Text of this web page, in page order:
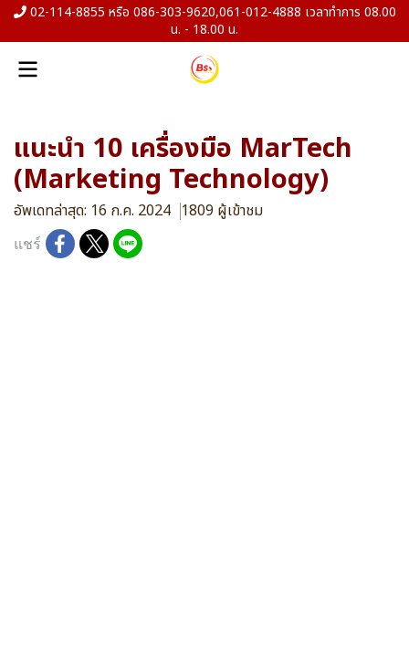
02-114-8855 หรือ 086-303-9620,061-012-4888 เวลาทำการ 08.00
น. - 18.00 น.
แนะนำ 10 เครื่องมือ MarTech
(Marketing Technology)
อัพเดทล่าสุด: 16 ก.ค. 2024 1809 ผู้เข้าชม
แชร์